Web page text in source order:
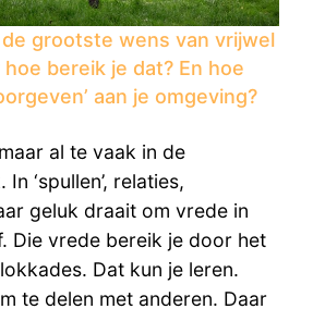
de grootste wens van vrijwel
bereik je dat? En hoe
aan je omgeving?
al te vaak in de
‘spullen’, relaties,
geluk draait om vrede in
Die vrede bereik je door het
Dat kun je leren.
te delen met anderen. Daar